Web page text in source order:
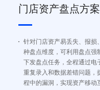
门店资产盘点方案
针对门店资产易丢失、报损
种盘点维度，可利用盘点强
下发盘点任务，全程通过电
重复录入和数据差错问题，
程中的漏洞，实现资产移动